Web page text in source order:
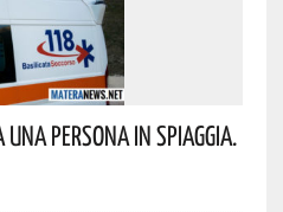
Persona In Spiaggia.